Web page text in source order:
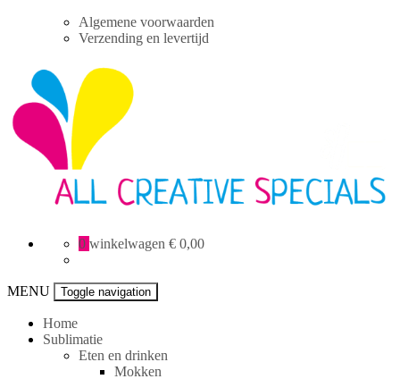
Algemene voorwaarden
Verzending en levertijd
Creative
0 winkelwagen € 0,00
MENU Toggle navigation
Home
Sublimatie
Eten en drinken
Mokken